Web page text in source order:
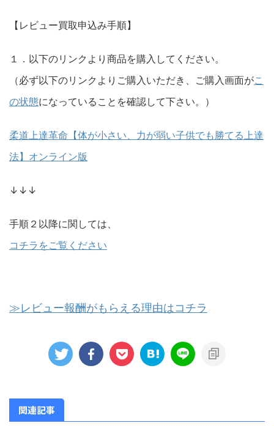
【レビュー買取申込み手順】
１．以下のリンクより商品を購入してください。
（必ず以下のリンクよりご購入いただき、ご購入画面がこ
の状態になっていることを確認して下さい。）
柔道上達革命【体が小さい、力が弱い子供でも勝てる上達
法】オンライン版
↓↓↓
手順２以降に関しては、
コチラをご覧ください
≫レビュー報酬がもらえる理由はコチラ
関連記事